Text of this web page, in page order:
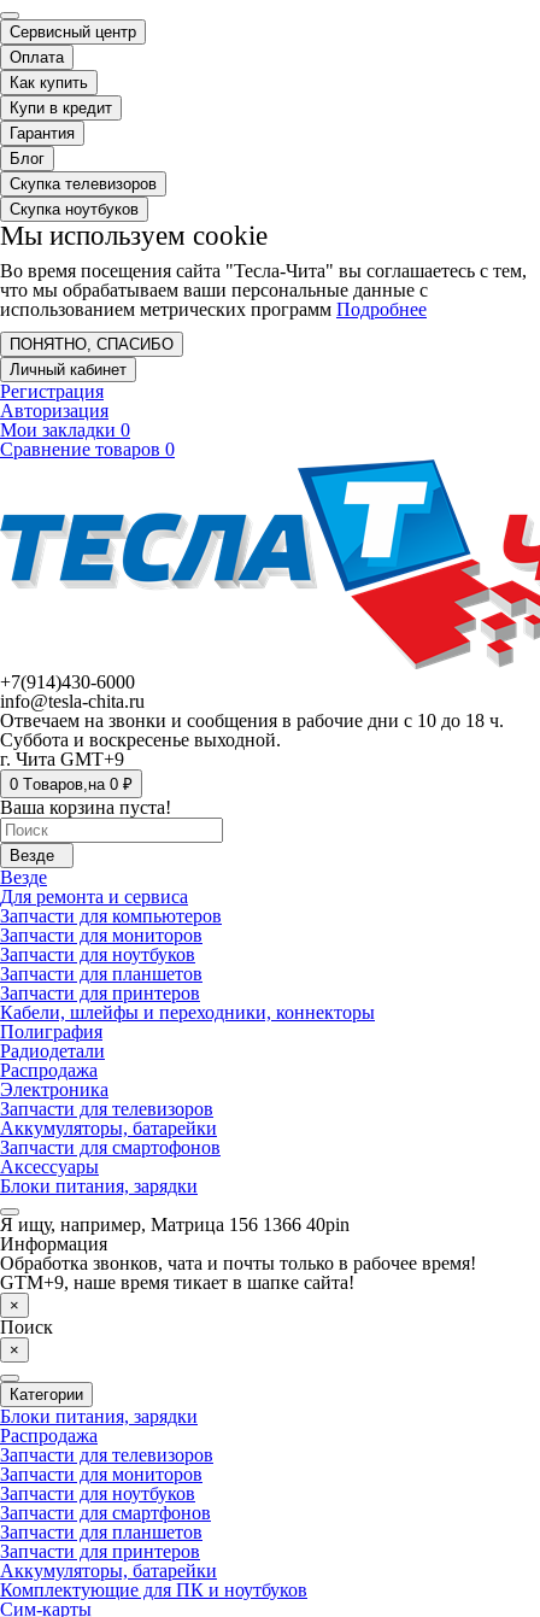
Сервисный центр
Оплата
Как купить
Купи в кредит
Гарантия
Блог
Скупка телевизоров
Скупка ноутбуков
Мы используем cookie
Во время посещения сайта "Тесла-Чита" вы соглашаетесь с тем,
что мы обрабатываем ваши персональные данные с
использованием метрических программ Подробнее
ПОНЯТНО, СПАСИБО
Личный кабинет
Регистрация
Авторизация
Мои закладки 0
Сравнение товаров 0
+7(914)430-6000
info@tesla-chita.ru
Отвечаем на звонки и сообщения в рабочие дни с 10 до 18 ч.
Суббота и воскресенье выходной.
г. Чита GMT+9
0 Tоваров,на 0 ₽
Ваша корзина пуста!
Везде
Везде
Для ремонта и сервиса
Запчасти для компьютеров
Запчасти для мониторов
Запчасти для ноутбуков
Запчасти для планшетов
Запчасти для принтеров
Кабели, шлейфы и переходники, коннекторы
Полиграфия
Радиодетали
Распродажа
Электроника
Запчасти для телевизоров
Аккумуляторы, батарейки
Запчасти для смартофонов
Аксессуары
Блоки питания, зарядки
Я ищу, например, Матрица 156 1366 40pin
Информация
Обработка звонков, чата и почты только в рабочее время!
GTM+9, наше время тикает в шапке сайта!
×
Поиск
×
Категории
Блоки питания, зарядки
Распродажа
Запчасти для телевизоров
Запчасти для мониторов
Запчасти для ноутбуков
Запчасти для смартфонов
Запчасти для планшетов
Запчасти для принтеров
Аккумуляторы, батарейки
Комплектующие для ПК и ноутбуков
Сим-карты